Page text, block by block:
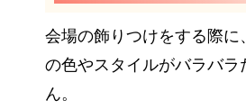
会場の飾りつけをする際に
の色やスタイルがバラバラ
ん。